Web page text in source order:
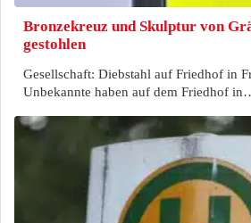
Bronzekreuz und Skulptur von
gestohlen
Gesellschaft: Diebstahl auf Friedhof in
Unbekannte haben auf dem Friedhof